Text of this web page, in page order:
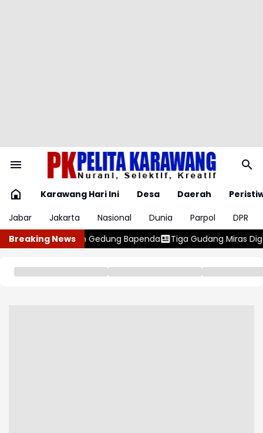
Karawang Hari Ini Desa Daerah
Jabar
Jakarta Nasional Dunia Parpol
DPR
Breaking NewsTiga Gudang Miras Digerebek, Polisi Temukan 400